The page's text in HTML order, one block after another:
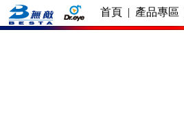
首頁 | 產品專區